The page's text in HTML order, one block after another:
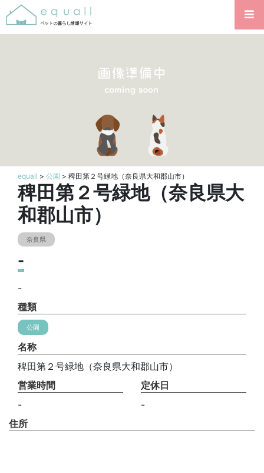
equall > 公園 > 稗田第２号緑地（奈良県大和郡山市）
稗田第２号緑地（奈良県大
和郡山市）
奈良県
-
-
種類
公園
名称
稗田第２号緑地（奈良県大和郡山市）
営業時間
-
定休日
-
住所